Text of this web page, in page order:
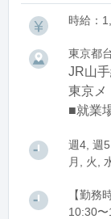
時給：
東京都
JR山
東京メ
■就業
週4, 週5
月, 火,
【勤務
10:30